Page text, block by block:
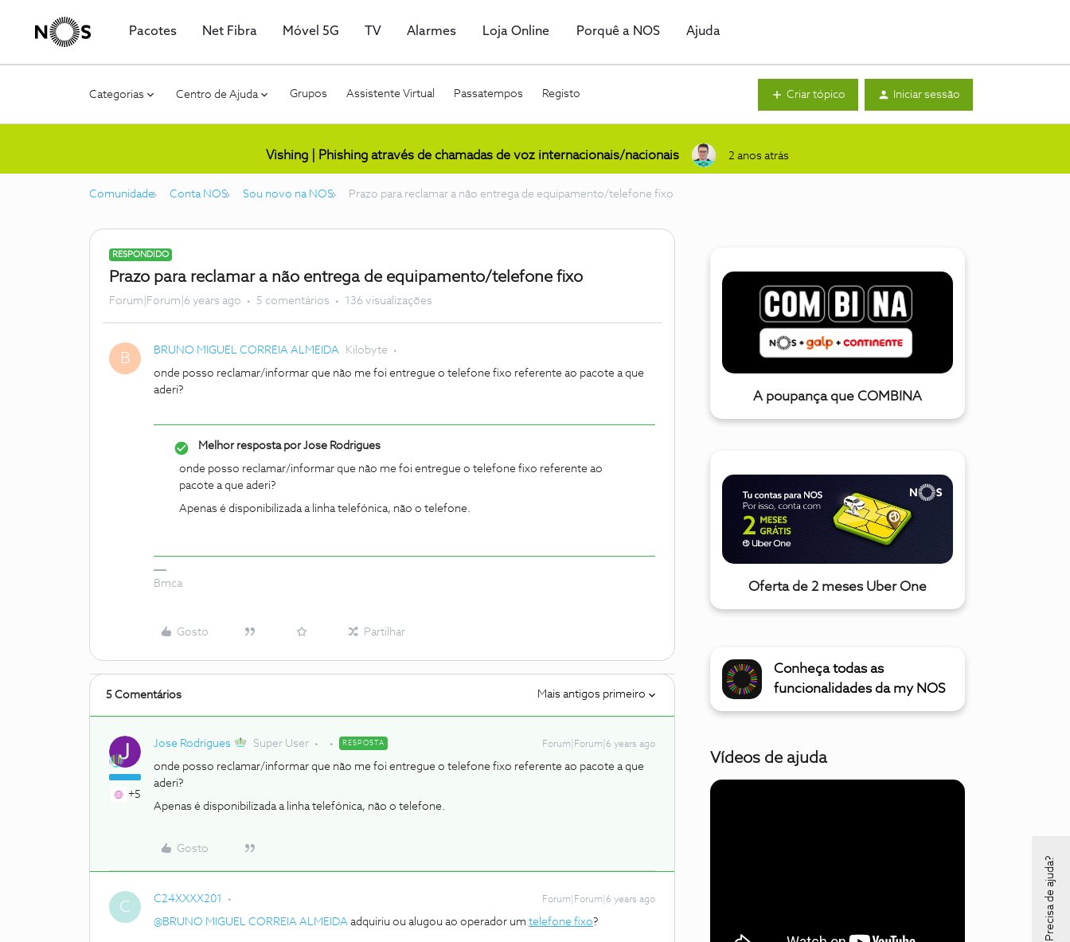
Pacotes Net Fibra Móvel 5G TV Alarmes Loja Online Porquê a NOS Ajuda
Categorias Centro de Ajuda Grupos Assistente Virtual Passatempos Registo Criar tópico Iniciar sessão
Vishing | Phishing através de chamadas de voz internacionais/nacionais 2 anos atrás
Comunidade Conta NOS Sou novo na NOS Prazo para reclamar a não entrega de equipamento/telefone fixo
RESPONDIDO
Prazo para reclamar a não entrega de equipamento/telefone fixo
Forum|Forum|6 years ago 5 comentários 136 visualizações
B BRUNO MIGUEL CORREIA ALMEIDA Kilobyte
onde posso reclamar/informar que não me foi entregue o telefone fixo referente ao pacote a que
aderi?
Melhor resposta porJose Rodrigues
onde posso reclamar/informar que não me foi entregue o telefone fixo referente ao
pacote a que aderi?
Apenas é disponibilizada a linha telefónica, não o telefone.
Bmca
Gosto Partilhar
5 Comentários Mais antigos primeiro
+5
Jose Rodrigues Super User RESPOSTA Forum|Forum|6 years ago
onde posso reclamar/informar que não me foi entregue o telefone fixo referente ao pacote a que
aderi?
Apenas é disponibilizada a linha telefónica, não o telefone.
Gosto
C C24XXXX201 Forum|Forum|6 years ago
@BRUNO MIGUEL CORREIA ALMEIDA adquiriu ou alugou ao operador um telefone fixo?
A poupança que COMBINA
Oferta de 2 meses Uber One
Conheça todas as
funcionalidades da my NOS
Vídeos de ajuda
Precisa de ajuda?